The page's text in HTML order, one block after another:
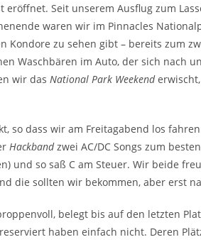
Seit unserem Ausflug zum
waren wir im Pinnacles
zu sehen gibt – bereits zum
Waschbären im Auto, der sich nach
wir das National Park Weekend
so dass wir am Freitagabend los
Hackbandzwei AC/DC Songs zum
und so saß C am Steuer. Wir beide
die sollten wir bekommen, aber erst
belegt bis auf den letzten
haben einfach nicht. Deren